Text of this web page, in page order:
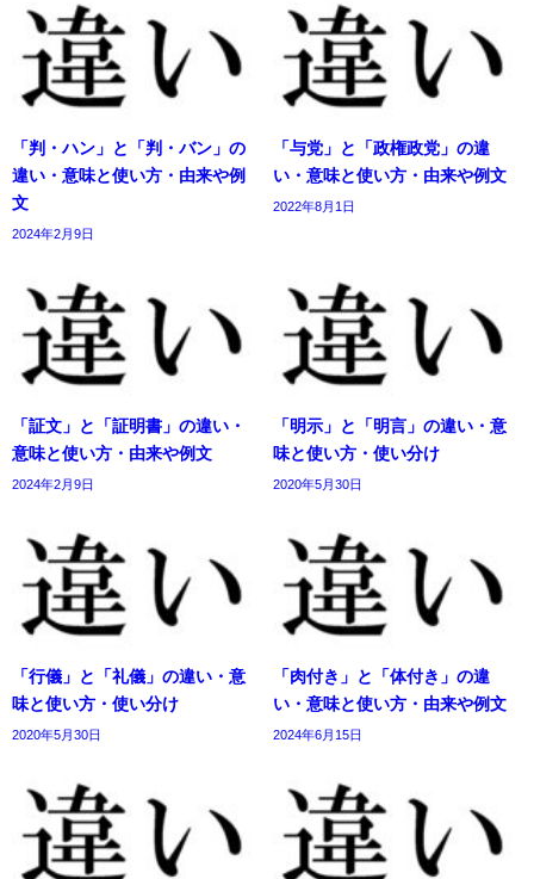
「判・ハン」と「判・バン」の
違い・意味と使い方・由来や例
文
2024年2月9日
「与党」と「政権政党」の違
い・意味と使い方・由来や例文
2022年8月1日
「証文」と「証明書」の違い・
意味と使い方・由来や例文
2024年2月9日
「明示」と「明言」の違い・意
味と使い方・使い分け
2020年5月30日
「行儀」と「礼儀」の違い・意
味と使い方・使い分け
2020年5月30日
「肉付き」と「体付き」の違
い・意味と使い方・由来や例文
2024年6月15日